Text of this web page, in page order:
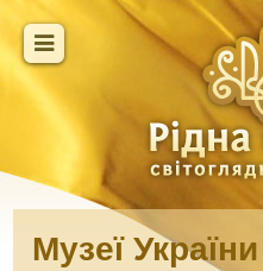
Музеї України